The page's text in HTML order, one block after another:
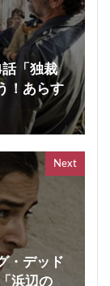
「独裁
！あらす
Next
・デッド
浜辺の